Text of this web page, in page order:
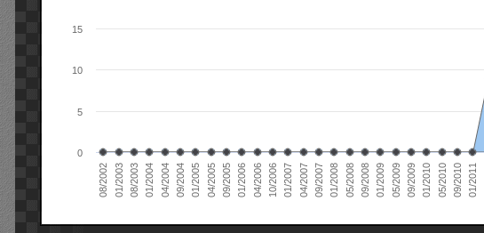
08/2002 01/2003 08/2003 01/2004 04/2004 09/2004 01/2005 04/2005 09/2005 01/2006 04/2006 10/2006 01/2007 04/2007 09/2007 01/2008 05/2008 09/2008 01/2009 05/2009 09/2009 01/2010 05/2010 09/2010 01/2011
0
5
10
15